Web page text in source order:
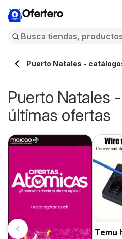
Ofertero
Puerto Natales -
Puerto Natales
últimas ofertas
Temu